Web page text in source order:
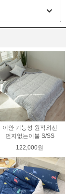
이안 기능성 원적외선
먼지없는이불 S/SS
122,000원